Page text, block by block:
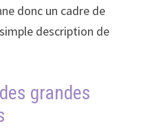
donc un cadre de
description de
grandes